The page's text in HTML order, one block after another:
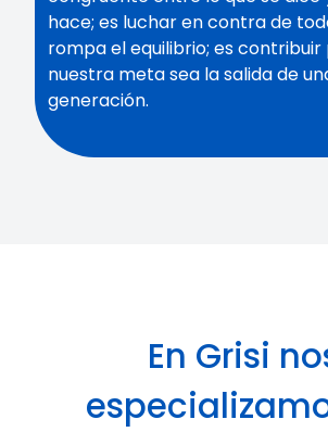
hace; es luchar en contra de
rompa el equilibrio; es contribuir
nuestra meta sea la salida de
generación.
En Grisi